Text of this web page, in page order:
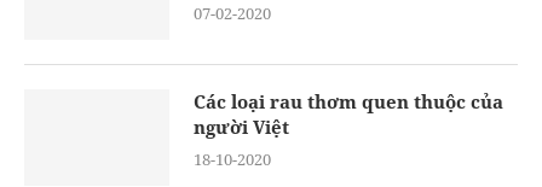
07-02-2020
Các loại rau thơm quen thuộc của
người Việt
18-10-2020